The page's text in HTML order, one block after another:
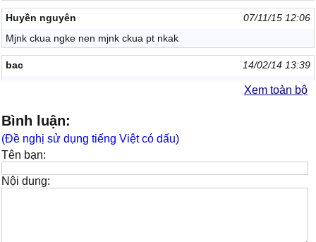
Huyền nguyên
07/11/15 12:06
Mjnk ckua ngke nen mjnk ckua pt nkak
bac
14/02/14 13:39
hay lam mọ nguoi ọ
Thơ
19/01/14 14:20
Bài hát hay
Xem toàn bộ
Bình luận:
(Đề nghị sử dụng tiếng Việt có dấu)
Tên bạn:
Nội dung: